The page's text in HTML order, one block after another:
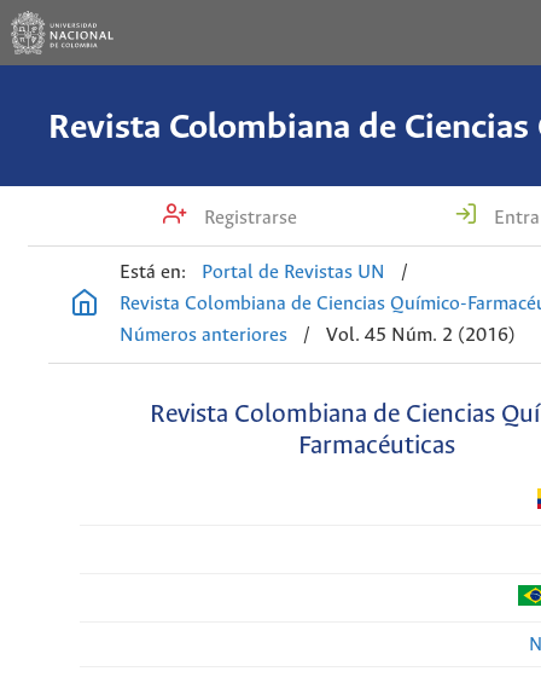
Registrarse
Está en: Portal de Revistas UN
/
Revista Colombiana de Ciencias Químico-
Números anteriores
/ Vol. 45 Núm. 2 (2016)
Revista Colombiana de Ciencias
Farmacéuticas